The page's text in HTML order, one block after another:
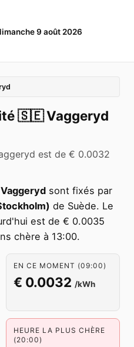
9 août 2026
🇸🇪Vaggeryd
est de € 0.0032
Vaggeryd sont fixés par
de Suède. Le
est de € 0.0035
chère à 13:00.
EN CE MOMENT (09:00)
€ 0.0032 /kWh
HEURE LA PLUS CHÈRE
(20:00)